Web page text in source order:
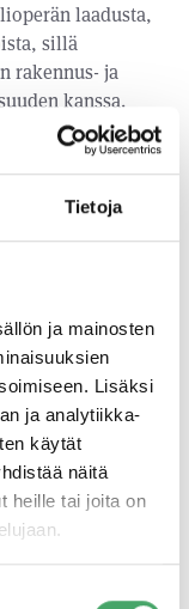
Tietoja
ja mainosten
Lisäksi
ja analytiikka-
käytät
näitä
heille tai joita on
laadusta,
sillä
rakennus- ja
kanssa.
koko ajan uusia
muun
kehittäneet
prosesseja
tuotteita ja
muista
Kamrockin